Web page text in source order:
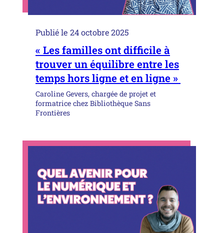
Publié le 24 octobre 2025
« Les familles ont difficile à
trouver un équilibre entre les
temps hors ligne et en ligne »
Caroline Gevers, chargée de projet et
formatrice chez Bibliothèque Sans
Frontières